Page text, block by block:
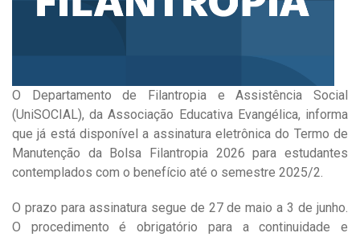
O Departamento de Filantropia e Assistência Social
(UniSOCIAL), da Associação Educativa Evangélica, informa
que já está disponível a assinatura eletrônica do Termo de
Manutenção da Bolsa Filantropia 2026 para estudantes
contemplados com o benefício até o semestre 2025/2.
O prazo para assinatura segue de 27 de maio a 3 de junho.
O procedimento é obrigatório para a continuidade e